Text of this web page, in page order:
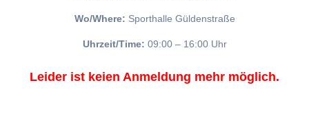
Wo/Where: Sporthalle Güldenstraße
Uhrzeit/Time: 09:00 – 16:00 Uhr
Leider ist keien Anmeldung mehr möglich.